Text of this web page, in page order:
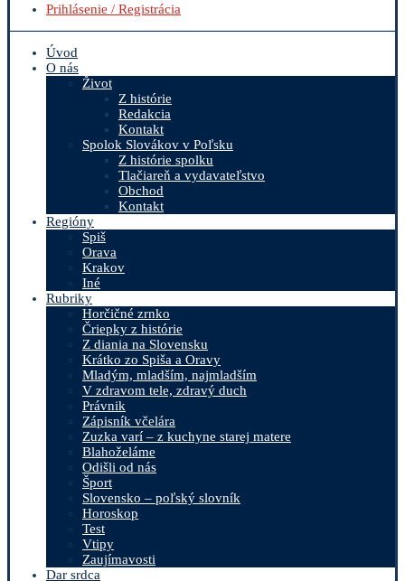
Prihlásenie / Registrácia
Úvod
O nás
Život
Z histórie
Redakcia
Kontakt
Spolok Slovákov v Poľsku
Z histórie spolku
Tlačiareň a vydavateľstvo
Obchod
Kontakt
Regióny
Spiš
Orava
Krakov
Iné
Rubriky
Horčičné zrnko
Čriepky z histórie
Z diania na Slovensku
Krátko zo Spiša a Oravy
Mladým, mladším, najmladším
V zdravom tele, zdravý duch
Právnik
Zápisník včelára
Zuzka varí – z kuchyne starej matere
Blahoželáme
Odišli od nás
Šport
Slovensko – poľský slovník
Horoskop
Test
Vtipy
Zaujímavosti
Dar srdca